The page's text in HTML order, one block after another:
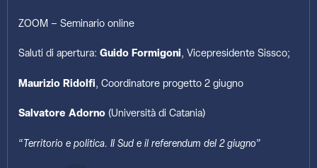
ZOOM – Seminario online
Saluti di apertura: Guido Formigoni, Vicepresidente Sissco;
Maurizio Ridolfi, Coordinatore progetto 2 giugno
Salvatore Adorno (Università di Catania)
“ Territorio e politica. Il Sud e il referendum del 2 giugno”